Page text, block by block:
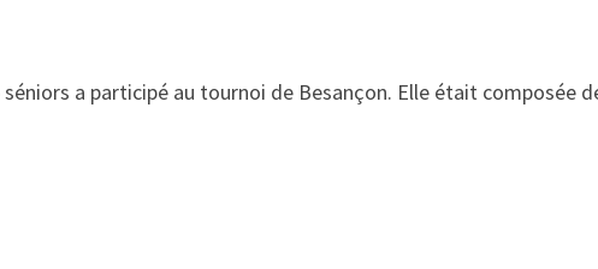
a participé au tournoi de Besançon. Elle était composée